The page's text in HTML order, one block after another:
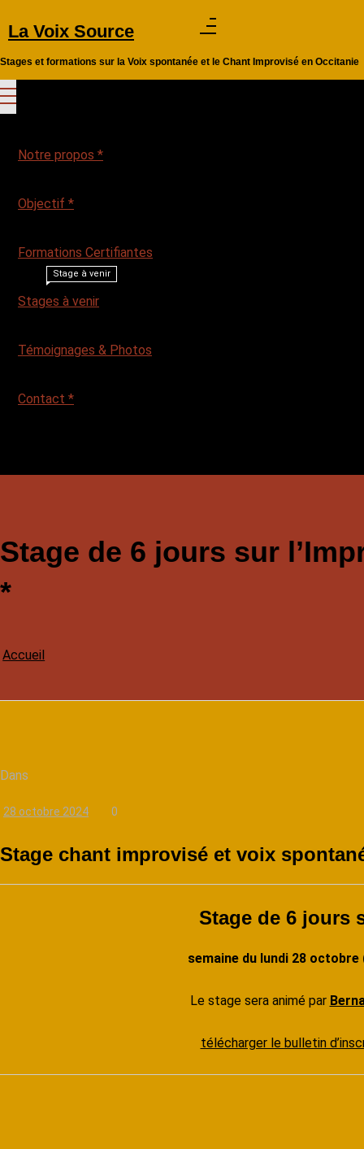
au
contenu
La Voix Source
Stages et formations sur la Voix spontanée et le Chant Improvisé en Occitanie
Notre propos *
Objectif *
Formations Certifiantes
Stages à venir
Stage à venir
Témoignages & Photos
Contact *
Stage de 6 jours sur
*
Accueil
Dans
28 octobre 2024 0
Stage chant improvisé et voix
Stage de 6 jours
semaine du lundi 28 octobre
Le stage sera animé par
télécharger le bulletin